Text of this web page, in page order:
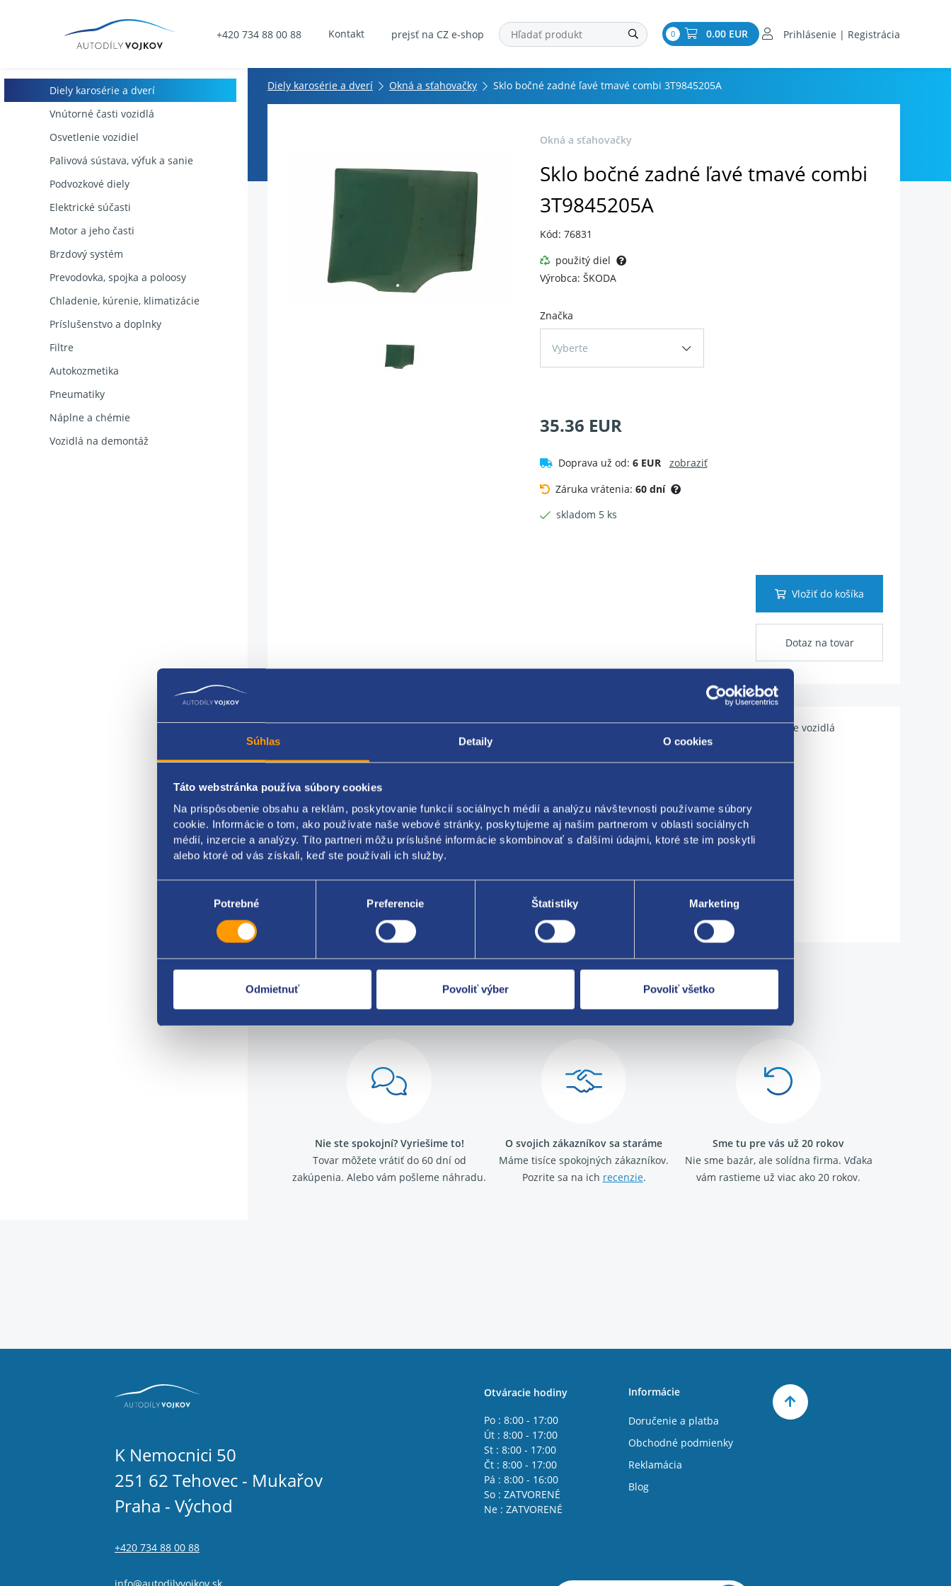
Súhlas Detaily O cookies
Táto webstránka používa súbory cookies
Na prispôsobenie obsahu a reklám, poskytovanie funkcií sociálnych médií a analýzu návštevnosti používame súbory
cookie. Informácie o tom, ako používate naše webové stránky, poskytujeme aj našim partnerom v oblasti sociálnych
médií, inzercie a analýzy. Títo partneri môžu príslušné informácie skombinovať s ďalšími údajmi, ktoré ste im poskytli
alebo ktoré od vás získali, keď ste používali ich služby.
Potrebné Preferencie Štatistiky Marketing
Odmietnuť Povoliť výber Povoliť všetko
+420 734 88 00 88 Kontakt prejsť na CZ e-shop 0 0.00 EUR Prihlásenie | Registrácia
Diely karosérie a dverí
Vnútorné časti vozidlá
Osvetlenie vozidiel
Palivová sústava, výfuk a sanie
Podvozkové diely
Elektrické súčasti
Motor a jeho časti
Brzdový systém
Prevodovka, spojka a poloosy
Chladenie, kúrenie, klimatizácie
Príslušenstvo a doplnky
Filtre
Autokozmetika
Pneumatiky
Náplne a chémie
Vozidlá na demontáž
Diely karosérie a dverí Okná a sťahovačky Sklo bočné zadné ľavé tmavé combi 3T9845205A
Okná a sťahovačky
Sklo bočné zadné ľavé tmavé combi
3T9845205A
Kód: 76831
použitý diel
Výrobca: ŠKODA
Značka
Vyberte
35.36 EUR
Doprava už od: 6 EUR
zobraziť
Záruka vrátenia: 60 dní
skladom 5 ks
Vložiť do košíka
Dotaz na tovar
Popis produktu Kódy produktov Použiteľné pre vozidlá
sklo bočné
strana: ľavá
farba: tmavo tónované sklo (sunset paket)
Za kvalitu ručíme!
Nie ste spokojní? Vyriešime to!
Tovar môžete vrátiť do 60 dní od
zakúpenia. Alebo vám pošleme náhradu.
O svojich zákazníkov sa staráme
Máme tisíce spokojných zákazníkov.
Pozrite sa na ich recenzie.
Sme tu pre vás už 20 rokov
Nie sme bazár, ale solídna firma. Vďaka
vám rastieme už viac ako 20 rokov.
K Nemocnici 50
251 62 Tehovec - Mukařov
Praha - Východ
+420 734 88 00 88
Otváracie hodiny
Po : 8:00 - 17:00
Út : 8:00 - 17:00
St : 8:00 - 17:00
Čt : 8:00 - 17:00
Pá : 8:00 - 16:00
So : ZATVORENÉ
Ne : ZATVORENÉ
Informácie
Doručenie a platba
Obchodné podmienky
Reklamácia
Blog